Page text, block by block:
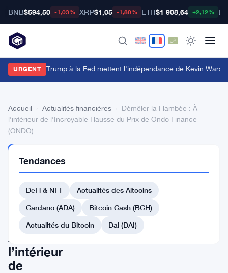
BNB$594,50 -1,03% XRP$1,05 -1,80% ETH$1 908,64 +2,12%
URGENT
appels de Trump à la Fed mettent l'indépendance de Kevin Warsh
Accueil Actualités financières
Démêler la Flambée : À
l’intérieur de l’Incroyable Hausse du Prix de Ondo Finance
(ONDO)
FINANCIÈRES
Flambée
À
l’intérieur
de
Tendances
DeFi & NFT
Actualités des Altcoins
Cardano (ADA)
Bitcoin Cash (BCH)
Actualités du Bitcoin
Dai (DAI)